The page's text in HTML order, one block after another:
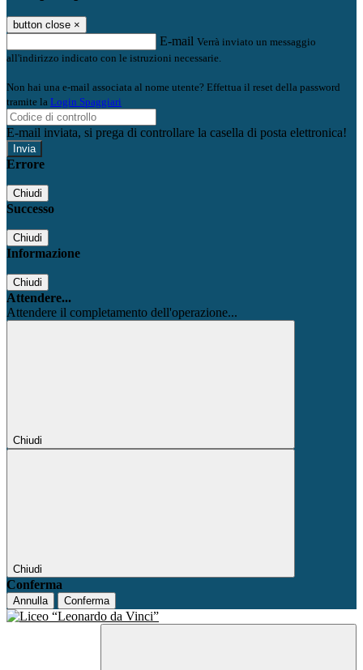
button close ×
E-mail Verrà inviato un messaggio
all'indirizzo indicato con le istruzioni necessarie.
Non hai una e-mail associata al nome utente? Effettua il reset della password
tramite la Login Spaggiari
E-mail inviata, si prega di controllare la casella di posta elettronica!
Errore
Chiudi
Successo
Chiudi
Informazione
Chiudi
Attendere...
Attendere il completamento dell'operazione...
Chiudi
Chiudi
Conferma
Annulla Conferma